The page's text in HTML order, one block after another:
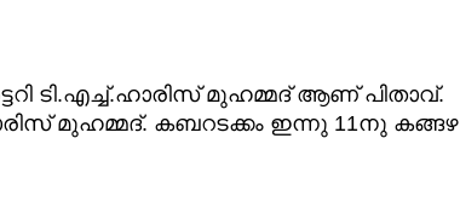
ടി.എച്ച്.ഹാരിസ് മുഹമ്മദ് ആണ് പിതാവ്.
മുഹമ്മദ്. കബറടക്കം ഇന്നു 11നു കങ്ങഴ